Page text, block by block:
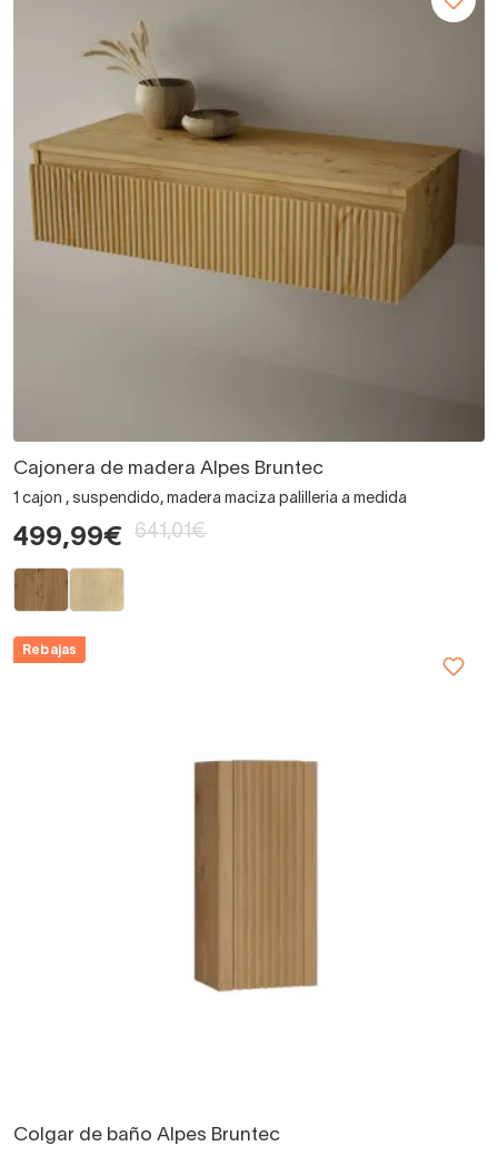
Cajonera de madera Alpes Bruntec
1 cajon , suspendido, madera maciza palilleria a medida
499,99€ 641,01€
Rebajas
Colgar de baño Alpes Bruntec